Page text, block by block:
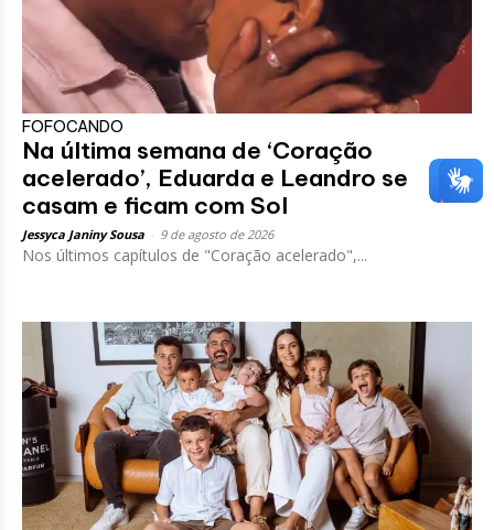
FOFOCANDO
Na última semana de ‘Coração
acelerado’, Eduarda e Leandro se
casam e ficam com Sol
Jessyca Janiny Sousa 9 de agosto de 2026
Nos últimos capítulos de "Coração acelerado",...